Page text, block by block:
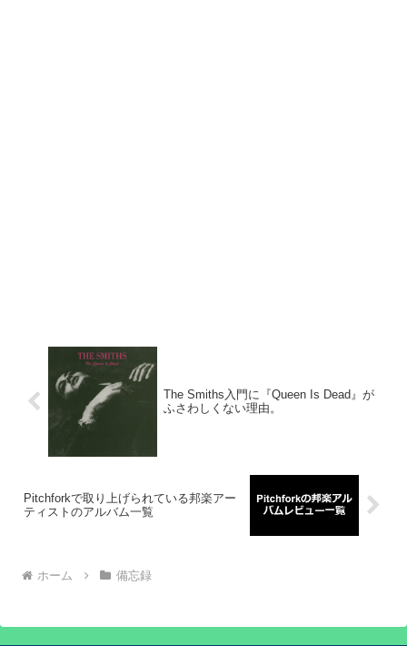
The Smiths入門に『Queen Is Dead』が
ふさわしくない理由。
Pitchforkで取り上げられている邦楽アー
ティストのアルバム一覧
ホーム 備忘録